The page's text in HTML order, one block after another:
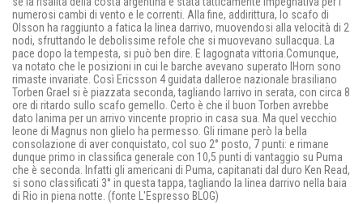
numerosi cambi di vento e le correnti. Alla fine, addirittura, lo scafo di
Olsson ha raggiunto a fatica la linea darrivo, muovendosi alla velocità di 2
nodi, sfruttando le debolissime refole che si muovevano sullacqua. La
pace dopo la tempesta, si può ben dire. E lagognata vittoria.Comunque,
va notato che le posizioni in cui le barche avevano superato lHorn sono
rimaste invariate. Così Ericsson 4 guidata dalleroe nazionale brasiliano
Torben Grael si è piazzata seconda, tagliando larrivo in serata, con circa 8
ore di ritardo sullo scafo gemello. Certo è che il buon Torben avrebbe
dato lanima per un arrivo vincente proprio in casa sua. Ma quel vecchio
leone di Magnus non glielo ha permesso. Gli rimane però la bella
consolazione di aver conquistato, col suo 2° posto, 7 punti: e rimane
dunque primo in classifica generale con 10,5 punti di vantaggio su Puma
che è seconda. Infatti gli americani di Puma, capitanati dal duro Ken Read,
si sono classificati 3° in questa tappa, tagliando la linea darrivo nella baia
di Rio in piena notte. (fonte L'Espresso BLOG)